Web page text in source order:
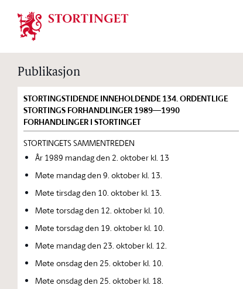
Stortinget.no
Publikasjon
STORTINGSTIDENDE INNEHOLDENDE 134. ORDENTLIGE
STORTINGS FORHANDLINGER 1989—1990
FORHANDLINGER I STORTINGET
STORTINGETS SAMMENTREDEN
År 1989 mandag den 2. oktober kl. 13
Møte mandag den 9. oktober kl. 13.
Møte tirsdag den 10. oktober kl. 13.
Møte torsdag den 12. oktober kl. 10.
Møte torsdag den 19. oktober kl. 10.
Møte mandag den 23. oktober kl. 12.
Møte onsdag den 25. oktober kl. 10.
Møte onsdag den 25. oktober kl. 18.